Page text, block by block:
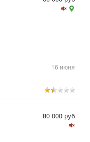
16 июня
80 000 руб